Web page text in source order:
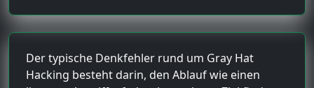
Der typische Denkfehler rund um Gray Hat
Hacking besteht darin, den Ablauf wie einen